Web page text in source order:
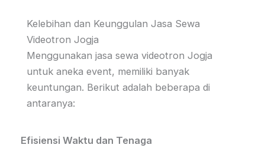
Kelebihan dan Keunggulan Jasa Sewa
Videotron Jogja
Menggunakan jasa sewa videotron Jogja
untuk aneka event, memiliki banyak
keuntungan. Berikut adalah beberapa di
antaranya:
Efisiensi Waktu dan Tenaga